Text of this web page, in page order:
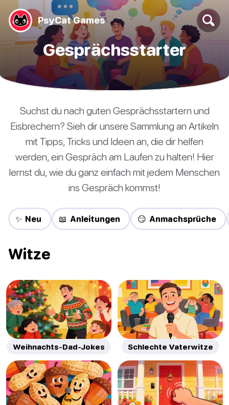
PsyCat Games
Gesprächsstarter
Suchst du nach guten Gesprächsstartern und
Eisbrechern? Sieh dir unsere Sammlung an Artikeln
mit Tipps, Tricks und Ideen an, die dir helfen
werden, ein Gespräch am Laufen zu halten! Hier
lernst du, wie du ganz einfach mit jedem Menschen
ins Gespräch kommst!
✨ Neu 📖 Anleitungen 😏 Anmachsprüche
Witze
Weihnachts-Dad-Jokes Schlechte Vaterwitze